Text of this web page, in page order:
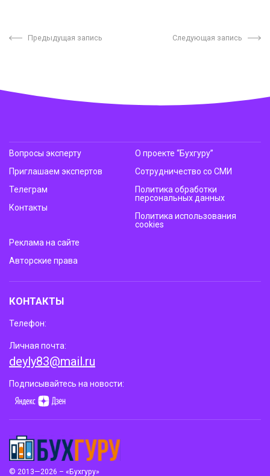
Предыдущая запись Следующая запись
© 2013—2026 – «Бухгуру»
Вопросы эксперту
Приглашаем экспертов
Телеграм
Контакты
О проекте “Бухгуру”
Сотрудничество со СМИ
Политика обработки
персональных данных
Политика использования
cookies
Реклама на сайте
Авторские права
КОНТАКТЫ
Телефон:
Личная почта:
deyly83@mail.ru
Подписывайтесь на новости: